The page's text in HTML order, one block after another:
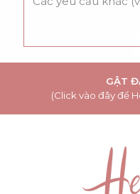
GẬT
(Click vào đây để